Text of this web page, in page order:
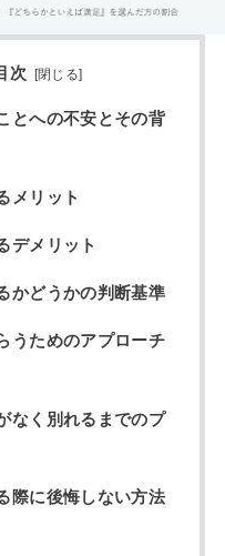
次 [閉じる]
とへの不安とその背
メリット
デメリット
かどうかの判断基準
うためのアプローチ
なく別れるまでのプ
際に後悔しない方法